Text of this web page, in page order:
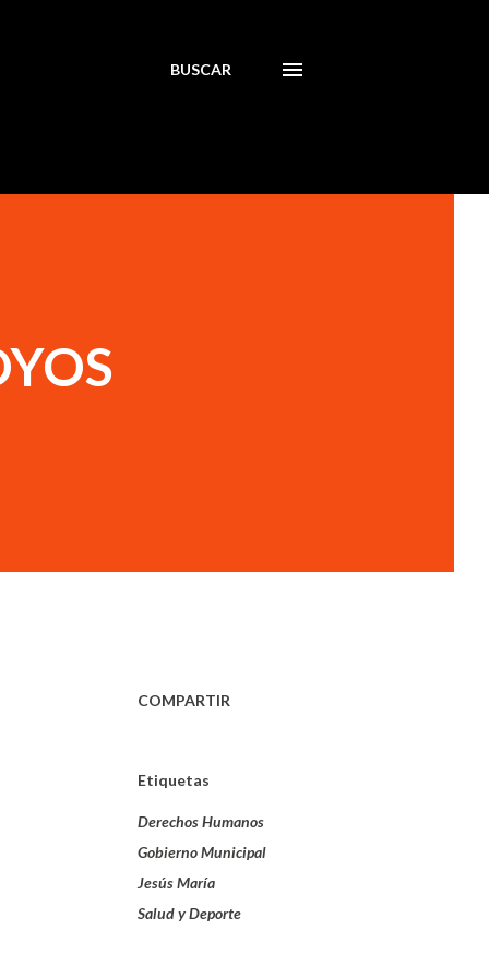
BUSCAR
COMPARTIR
Etiquetas
Derechos Humanos
Gobierno Municipal
Jesús María
Salud y Deporte